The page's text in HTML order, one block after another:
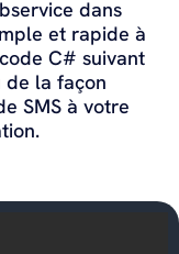
dans
et rapide à
C# suivant
de la façon
SMS à votre